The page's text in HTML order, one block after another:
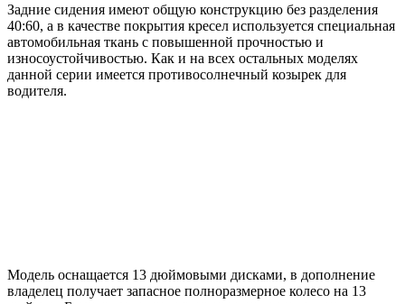
Задние сидения имеют общую конструкцию без разделения
40:60, а в качестве покрытия кресел используется специальная
автомобильная ткань с повышенной прочностью и
износоустойчивостью. Как и на всех остальных моделях
данной серии имеется противосолнечный козырек для
водителя.
Модель оснащается 13 дюймовыми дисками, в дополнение
владелец получает запасное полноразмерное колесо на 13